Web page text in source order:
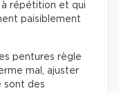
à répétition et qui
paisiblement
pentures règle
mal, ajuster
sont des